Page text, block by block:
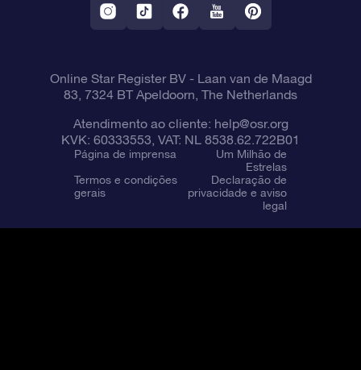
Online Star Register BV- Laan van de Maagd
83, 7324 BT Apeldoorn, The Netherlands
Atendimento ao cliente: help@osr.org
KVK: 60333553, VAT: NL 8538.62.722B01
Página de imprensa
Um Milhão de
Estrelas
Termos e condições
gerais
Declaração de
privacidade e aviso
legal